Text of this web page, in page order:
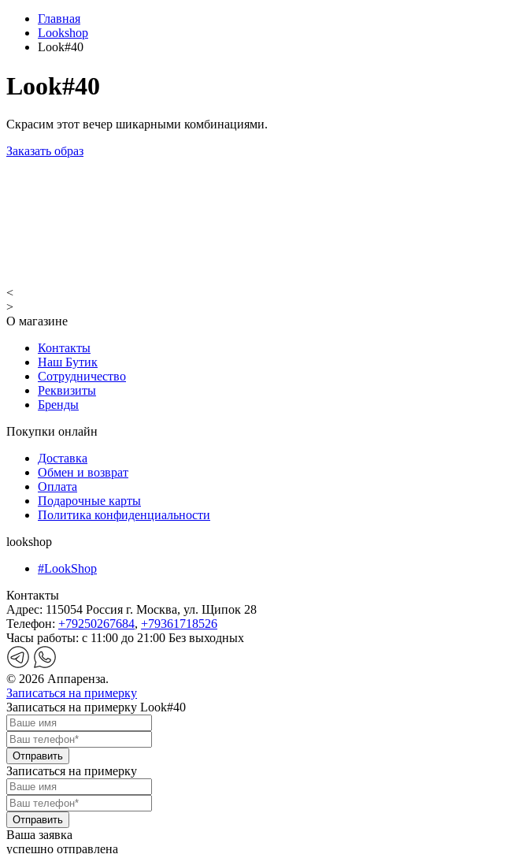
Главная
Lookshop
Look#40
Look#40
Скрасим этот вечер шикарными комбинациями.
Заказать образ
<
>
О магазине
Контакты
Наш Бутик
Сотрудничество
Реквизиты
Бренды
Покупки онлайн
Доставка
Обмен и возврат
Оплата
Подарочные карты
Политика конфиденциальности
lookshop
#LookShop
Контакты
Адрес: 115054 Россия г. Москва, ул. Щипок 28
Телефон: +79250267684, +79361718526
Часы работы: с 11:00 до 21:00 Без выходных
© 2026 Аппаренза.
Записаться на примерку
Записаться на примерку Look#40
Записаться на примерку
Ваша заявка
успешно отправлена